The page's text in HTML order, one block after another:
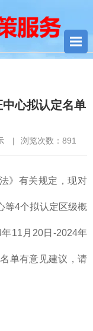
心拟认定名单
| 浏览次数： 891
》有关规定，现对
等4个拟认定区级概
11月20日-2024年
单有意见建议，请